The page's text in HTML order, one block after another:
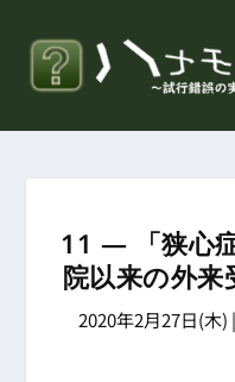
11 ― 「狭心
院以来の外
2020年2月27日(木) |